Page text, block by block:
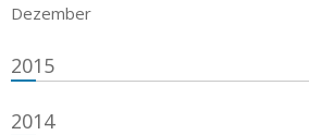
Dezember
2015
2014